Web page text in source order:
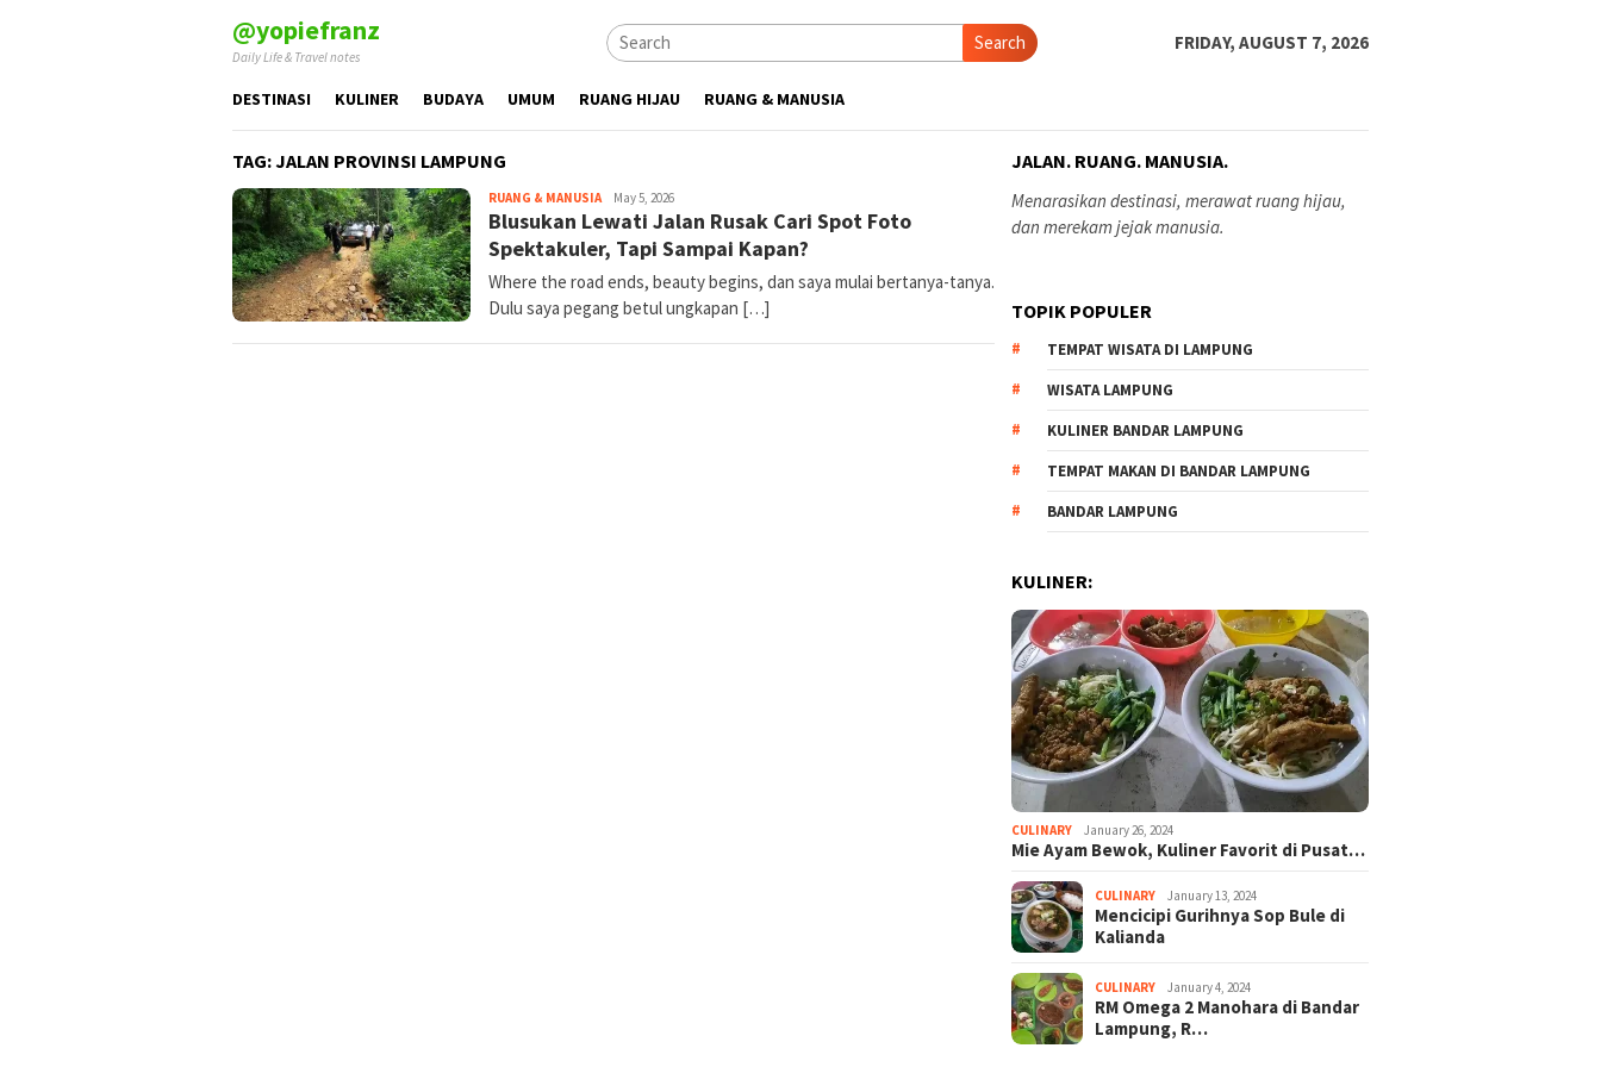
@yopiefranz
Daily Life & Travel notes
Search FRIDAY, AUGUST 7, 2026
DESTINASI KULINER BUDAYA UMUM RUANG HIJAU RUANG & MANUSIA
TAG:JALAN PROVINSI LAMPUNG
RUANG & MANUSIAyopiefranz
May 5, 2026
Blusukan Lewati Jalan Rusak Cari Spot Foto
Spektakuler, Tapi Sampai Kapan?
Where the road ends, beauty begins, dan saya mulai bertanya-tanya.
Dulu saya pegang betul ungkapan […]
JALAN. RUANG. MANUSIA.
Menarasikan destinasi, merawat ruang hijau,
dan merekam jejak manusia.
TOPIK POPULER
TEMPAT WISATA DI LAMPUNG
WISATA LAMPUNG
KULINER BANDAR LAMPUNG
TEMPAT MAKAN DI BANDAR LAMPUNG
BANDAR LAMPUNG
KULINER:
CULINARY January 26, 2024
Mie Ayam Bewok, Kuliner Favorit di Pusat…
CULINARY January 13, 2024
Mencicipi Gurihnya Sop Bule di
Kalianda
CULINARY January 4, 2024
RM Omega 2 Manohara di Bandar
Lampung, R…